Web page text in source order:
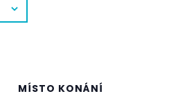
MÍSTO KONÁNÍ